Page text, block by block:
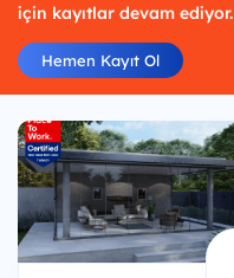
için kayıtlar devam ediyor.
Hemen Kayıt Ol